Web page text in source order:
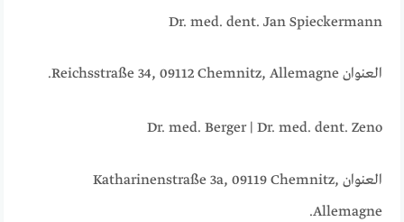
Dr. med. dent. Jan Spieckermann
العنوان Reichsstraße 34, 09112 Chemnitz, Allemagne.
Dr. med. Berger | Dr. med. dent. Zeno
العنوان Katharinenstraße 3a, 09119 Chemnitz,
Allemagne.